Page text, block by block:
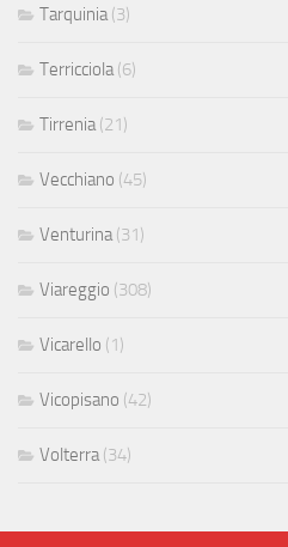
Tarquinia (3)
Terricciola (6)
Tirrenia (21)
Vecchiano (45)
Venturina (31)
Viareggio (308)
Vicarello (1)
Vicopisano (42)
Volterra (34)